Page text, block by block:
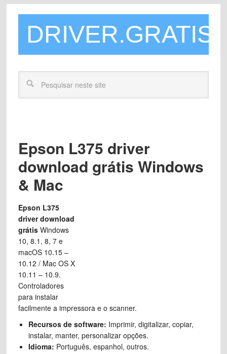
DRIVER.GRATIS
Epson L375 driver
download grátis Windows
& Mac
Epson L375
driver download
grátisWindows
10, 8.1, 8, 7 e
macOS 10.15 –
10.12 / Mac OS X
10.11 – 10.9.
Controladores
para instalar
facilmente a impressora e o scanner.
Recursos de software: Imprimir, digitalizar, copiar,
instalar, manter, personalizar opções.
Idioma: Português, espanhol, outros.